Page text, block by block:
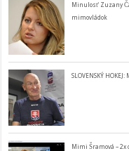
Minulosť Zuzany
mimovládok
SLOVENSKÝ
Mimi Šramová – 2x